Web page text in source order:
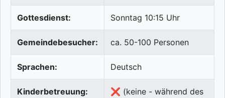
Gottesdienst: Sonntag 10:15 Uhr
Gemeindebesucher: ca. 50-100 Personen
Sprachen: Deutsch
Kinderbetreuung:
❌ (keine - während des